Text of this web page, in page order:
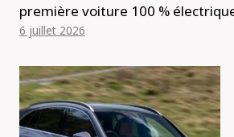
première voiture 100 %
6 juillet 2026